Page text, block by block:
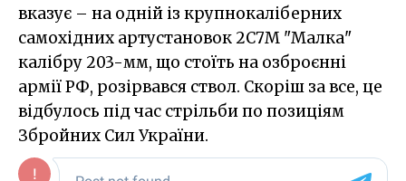
вказує – на одній із крупнокаліберних
самохідних артустановок 2С7М "Малка"
калібру 203-мм, що стоїть на озброєнні
армії РФ, розірвався ствол. Скоріш за все, це
відбулось під час стрільби по позиціям
Збройних Сил України.